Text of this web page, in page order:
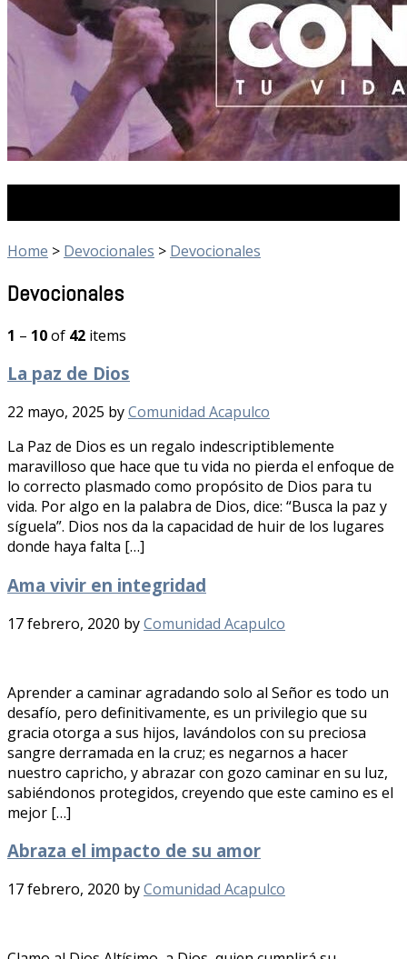
Home > Devocionales > Devocionales
Devocionales
1 – 10of 42 items
La paz de Dios
22 mayo, 2025 byComunidad Acapulco
La Paz de Dios es un regalo indescriptiblemente
maravilloso que hace que tu vida no pierda el enfoque de
lo correcto plasmado como propósito de Dios para tu
vida. Por algo en la palabra de Dios, dice: “Busca la paz y
síguela”. Dios nos da la capacidad de huir de los lugares
donde haya falta […]
Ama vivir en integridad
17 febrero, 2020 byComunidad Acapulco
Aprender a caminar agradando solo al Señor es todo un
desafío, pero definitivamente, es un privilegio que su
gracia otorga a sus hijos, lavándolos con su preciosa
sangre derramada en la cruz; es negarnos a hacer
nuestro capricho, y abrazar con gozo caminar en su luz,
sabiéndonos protegidos, creyendo que este camino es el
mejor […]
Abraza el impacto de su amor
17 febrero, 2020 byComunidad Acapulco